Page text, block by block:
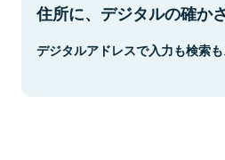
住所に、デジタルの確かさ
デジタルアドレスで入力も検索も